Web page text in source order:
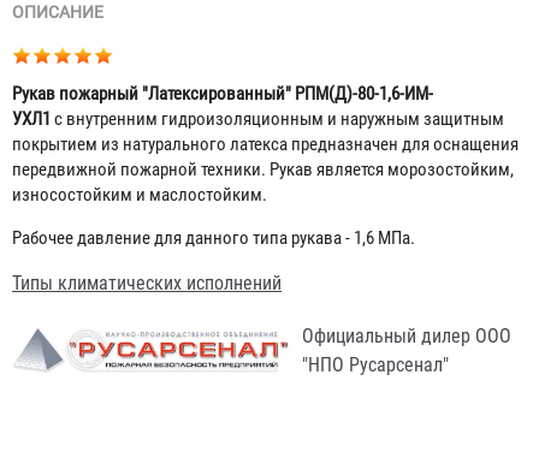
ОПИСАНИЕ
Рукав пожарный "Латексированный" РПМ(Д)-80-1,6-ИМ-
УХЛ1 с внутренним гидроизоляционным и наружным защитным
покрытием из натурального латекса предназначен для оснащения
передвижной пожарной техники. Рукав является морозостойким,
износостойким и маслостойким.
Рабочее давление для данного типа рукава - 1,6 МПа.
Типы климатических исполнений
Официальный дилер ООО
"НПО Русарсенал"